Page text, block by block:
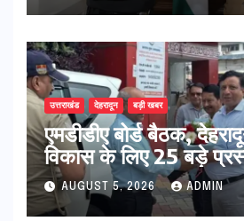
उत्तराखंड देहरादून बड़ी खबर
एमडीडीए बोर्ड बैठक,
विकास के लिए 25 बड़े
हरी झंडी
AUGUST 5, 2026 ADMIN